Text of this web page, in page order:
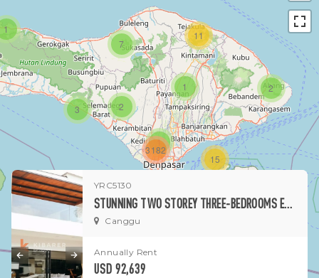
1
1
1
3
7
2
15
11
3182
2
YRC5130
STUNNING TWO STOREY THREE-BEDROOMS ENCLOSED LIVING VILLA IN THE HEART OF CANGGU
Canggu
Annually Rent
USD 92,639